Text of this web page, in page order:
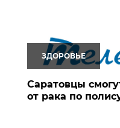
ЗДОРОВЬЕ
Саратовцы
от рака по